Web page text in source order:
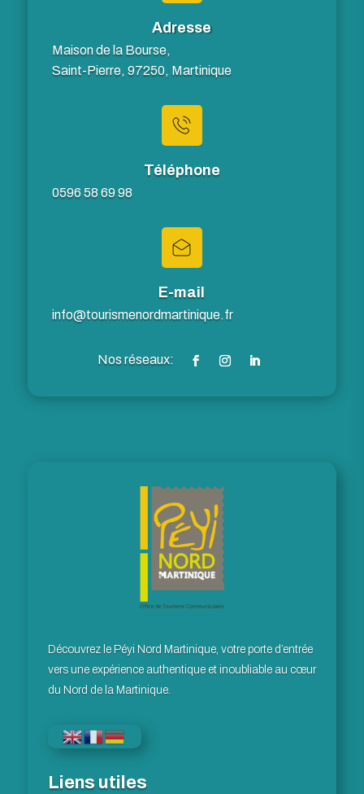
Adresse
Maison de la Bourse,
Saint-Pierre, 97250, Martinique
Téléphone
0596 58 69 98
E-mail
info@tourismenordmartinique.fr
Découvrez le Péyi Nord Martinique, votre porte d’entrée
vers une expérience authentique et inoubliable au cœur
du Nord de la Martinique.
Liens utiles